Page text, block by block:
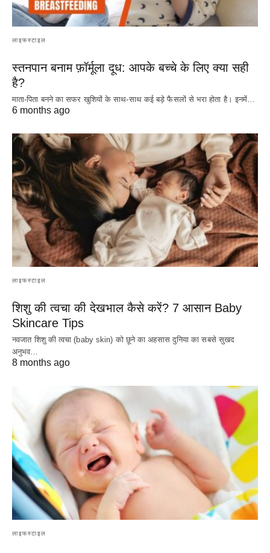
लाइफस्टाइल
स्तनपान बनाम फ़ॉर्मूला दूध: आपके बच्चे के लिए क्या सही
है?
माता-पिता बनने का सफर खुशियों के साथ-साथ कई बड़े फैसलों से भरा होता है। इनमें…
6 months ago
लाइफस्टाइल
शिशु की त्वचा की देखभाल कैसे करें? 7 आसान Baby
Skincare Tips
नवजात शिशु की त्वचा (baby skin) को छूने का अहसास दुनिया का सबसे सुखद
अनुभव…
8 months ago
लाइफस्टाइल